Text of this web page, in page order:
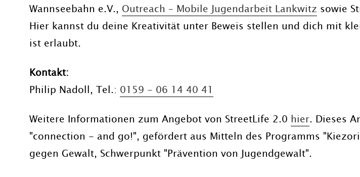
Wannseebahn e.V., Outreach – Mobile Jugendarbeit Lankwitz sowie
Hier kannst du deine Kreativität unter Beweis stellen und dich mit
ist erlaubt.
Kontakt:
Philip Nadoll, Tel.: 0159 - 06 14 40 41
Weitere Informationen zum Angebot von StreetLife 2.0 hier. Dieses
"connection - and go!", gefördert aus Mitteln des Programms
gegen Gewalt, Schwerpunkt "Prävention von Jugendgewalt".